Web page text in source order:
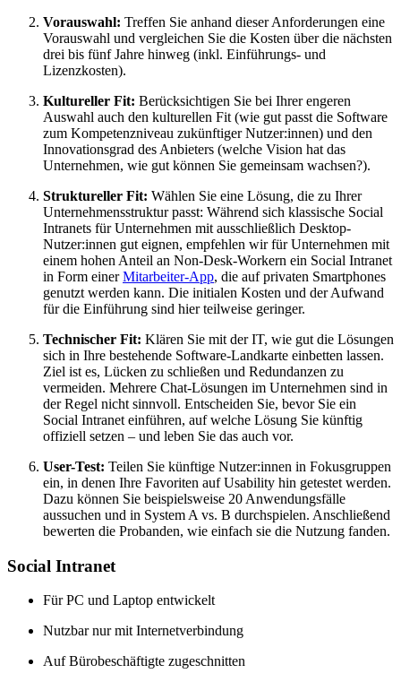
Vorauswahl: Treffen Sie anhand dieser Anforderungen eine
Vorauswahl und vergleichen Sie die Kosten über die nächsten
drei bis fünf Jahre hinweg (inkl. Einführungs- und
Lizenzkosten).
Kultureller Fit: Berücksichtigen Sie bei Ihrer engeren
Auswahl auch den kulturellen Fit (wie gut passt die Software
zum Kompetenzniveau zukünftiger Nutzer:innen) und den
Innovationsgrad des Anbieters (welche Vision hat das
Unternehmen, wie gut können Sie gemeinsam wachsen?).
Struktureller Fit: Wählen Sie eine Lösung, die zu Ihrer
Unternehmensstruktur passt: Während sich klassische Social
Intranets für Unternehmen mit ausschließlich Desktop-
Nutzer:innen gut eignen, empfehlen wir für Unternehmen mit
einem hohen Anteil an Non-Desk-Workern ein Social Intranet
in Form einerMitarbeiter-App, die auf privaten Smartphones
genutzt werden kann. Die initialen Kosten und der Aufwand
für die Einführung sind hier teilweise geringer.
Technischer Fit: Klären Sie mit der IT, wie gut die Lösungen
sich in Ihre bestehende Software-Landkarte einbetten lassen.
Ziel ist es, Lücken zu schließen und Redundanzen zu
vermeiden. Mehrere Chat-Lösungen im Unternehmen sind in
der Regel nicht sinnvoll. Entscheiden Sie, bevor Sie ein
Social Intranet einführen, auf welche Lösung Sie künftig
offiziell setzen – und leben Sie das auch vor.
User-Test: Teilen Sie künftige Nutzer:innen in Fokusgruppen
ein, in denen Ihre Favoriten auf Usability hin getestet werden.
Dazu können Sie beispielsweise 20 Anwendungsfälle
aussuchen und in System A vs. B durchspielen. Anschließend
bewerten die Probanden, wie einfach sie die Nutzung fanden.
Social Intranet
Für PC und Laptop entwickelt
Nutzbar nur mit Internetverbindung
Auf Bürobeschäftigte zugeschnitten